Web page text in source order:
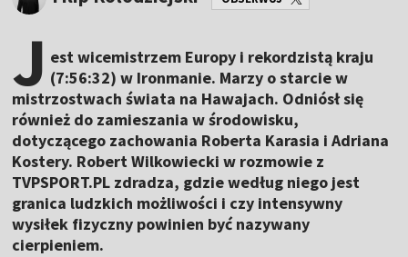
J est wicemistrzem Europy i rekordzistą kraju
(7:56:32) w Ironmanie. Marzy o starcie w
mistrzostwach świata na Hawajach. Odniósł się
również do zamieszania w środowisku,
dotyczącego zachowania Roberta Karasia i Adriana
Kostery. Robert Wilkowiecki w rozmowie z
TVPSPORT.PL zdradza, gdzie według niego jest
granica ludzkich możliwości i czy intensywny
wysiłek fizyczny powinien być nazywany
cierpieniem.